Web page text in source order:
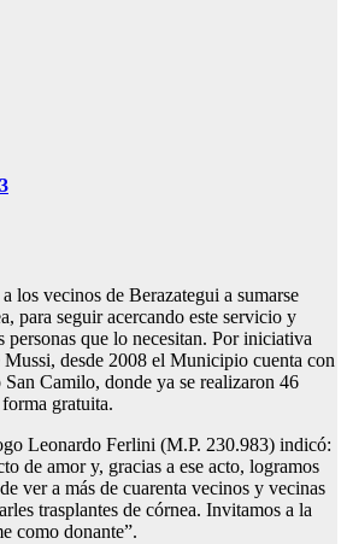
los vecinos de Berazategui a sumarse
para seguir acercando este servicio y
personas que lo necesitan. Por iniciativa
Mussi, desde 2008 el Municipio cuenta con
Camilo, donde ya se realizaron 46
gratuita.
Leonardo Ferlini (M.P. 230.983) indicó:
de amor y, gracias a ese acto, logramos
ver a más de cuarenta vecinos y vecinas
trasplantes de córnea. Invitamos a la
como donante”.